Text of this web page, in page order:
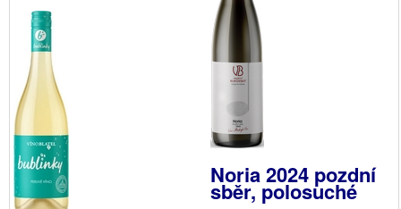
Noria 2024 pozdní
sběr, polosuché